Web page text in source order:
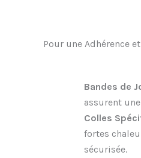
Pour une Adhérence
Bandes de
assurent
Colles
fortes
sécurisée.